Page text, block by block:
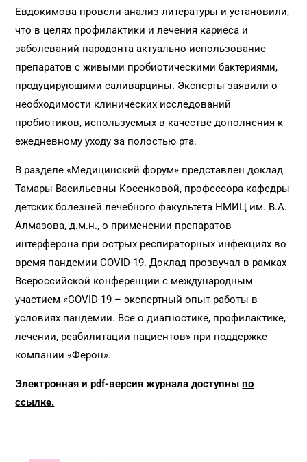
Евдокимова провели анализ литературы и установили,
что в целях профилактики и лечения кариеса и
заболеваний пародонта актуально использование
препаратов с живыми пробиотическими бактериями,
продуцирующими саливарцины. Эксперты заявили о
необходимости клинических исследований
пробиотиков, используемых в качестве дополнения к
ежедневному уходу за полостью рта.
В разделе «Медицинский форум» представлен доклад
Тамары Васильевны Косенковой, профессора кафедры
детских болезней лечебного факультета НМИЦ им. В.А.
Алмазова, д.м.н., о применении препаратов
интерферона при острых респираторных инфекциях во
время пандемии COVID-19. Доклад прозвучал в рамках
Всероссийской конференции с международным
участием «COVID-19 – экспертный опыт работы в
условиях пандемии. Все о диагностике, профилактике,
лечении, реабилитации пациентов» при поддержке
компании «Ферон».
Электронная и pdf-версия журнала доступныпо
ссылке.